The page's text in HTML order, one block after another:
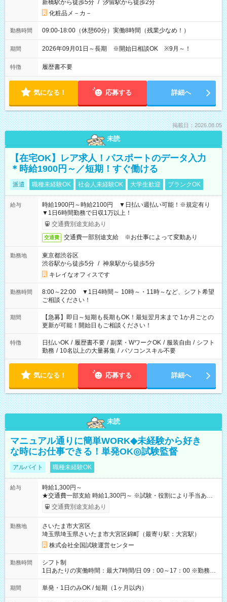
新橋駅から徒歩5分 / 汐留駅から徒歩2分
化粧品メ－カ－
勤務時間 09:00-18:00（休憩60分）実働8時間（残業少なめ！）
期間 2026年09月01日～長期 ※開始日相談OK ※9月～！
特徴 履歴書不要
気になる！ 応募する 詳細へ
掲載日：2026.08.05
未読
【在宅OK】レア求人！パスポートのデータ入力
＊時給1900円～／短期！すぐ働ける
派遣 職種未経験OK 社会人未経験OK 大学生歓迎 ブランクOK
給与
時給1900円～時給2100円 ▼日払い週払い可能！※規定有り
▼1日6時間勤務で日収1万以上！
交通費別途支給あり
交通費 交通費一部別途支給 ※お仕事によって変動あり
勤務地
東京都渋谷区
渋谷駅から徒歩5分 / 神泉駅から徒歩5分
キレイなオフィスです
勤務時間
8:00～22:00 ▼1日4時間～ 10時～・11時～など、シフト希望
ご相談ください！
期間
【急募】即日～短期も長期もOK！最短翌月末まで 1か月ごとの
更新が可能！開始日もご相談ください！
特徴 日払いOK / 履歴書不要 / 副業・WワークOK / 服装自由 / シフト
勤務 / 10名以上の大量募集 / パソコンスキル不要
気になる！ 応募する 詳細へ
未読
マニュアル通りに簡単WORK◆未経験から好き
な時にお仕事できる！単発OK◎試験監督
アルバイト 職種未経験OK
給与
時給1,300円～
★交通費一部支給 時給1,300円～ ※試験・役割により手当あり
※勤務回数により昇給あり 【即給（前払い）オプションあ
り！】 希望される場合、勤務から1週間ほどで給与の一部を受け
例】 ・河合塾模擬試験 8:30～17:30（休憩1時間） 時給1,300円
×8時間＝日収10,400円＋交通費 ※当日の役割により時給＋100
円の場合あり ・国家試験 7:00～13:30（休憩なし） 時給1,300
円（役割手当＋100円）×6時間＝日収8,400円＋交通費 【試用期
間】試用期間なし
交通費別途支給あり
勤務地
さいたま市大宮区
埼玉県埼玉県さいたま市大宮区錦町（最寄り駅：大宮駅）
株式会社全国試験運営センター
勤務時間
シフト制
1日あたりの実働時間：最大7時間/日 09：00～17：00 ※勤務時
間は 試験により異なります。
期間 単発・1日のみOK / 短期（1ヶ月以内）